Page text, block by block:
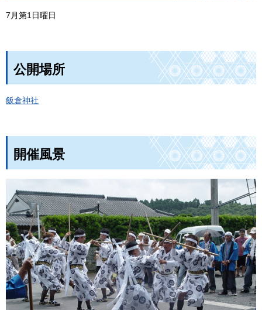
7月第1日曜日
公開場所
飯倉神社
開催風景